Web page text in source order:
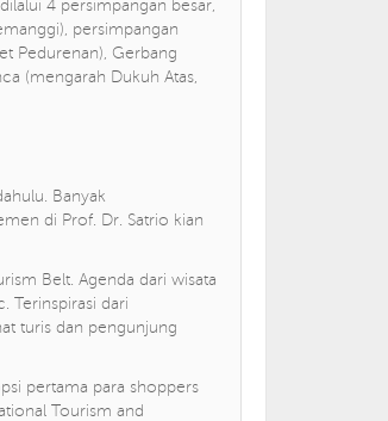
4 persimpangan besar,
persimpangan
Pedurenan), Gerbang
(mengarah Dukuh Atas,
Banyak
di Prof. Dr. Satrio kian
Belt. Agenda dari wisata
Terinspirasi dari
turis dan pengunjung
pertama para shoppers
Tourism and